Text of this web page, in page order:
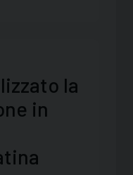
la
in